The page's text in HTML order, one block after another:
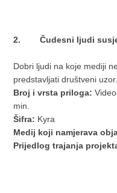
2. Čudesni ljudi
Dobri ljudi na koje mediji
predstavljati društveni uzor.
Broj i vrsta priloga:
min.
Šifra: Kyra
Medij koji namjerava
Prijedlog trajanja